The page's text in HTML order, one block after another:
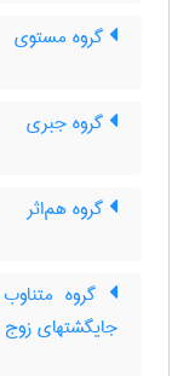
گروه مستوی
گروه جبری
گروه هم‌اثر
گروه
جایگشتهای زوج n شئ